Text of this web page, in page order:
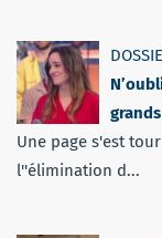
Une page s'est
l''élimination d...